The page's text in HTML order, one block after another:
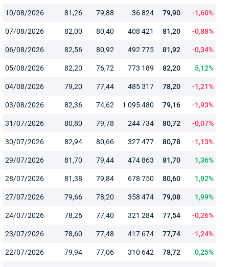
10/08/2026 81,26 79,88 36 824 79,90 -1,60%
07/08/2026 82,00 80,40 408 421 81,20 -0,88%
06/08/2026 82,56 80,92 492 775 81,92 -0,34%
05/08/2026 82,20 76,72 773 189 82,20 5,12%
04/08/2026 79,20 77,44 485 317 78,20 -1,21%
03/08/2026 82,36 74,62 1 095 480 79,16 -1,93%
31/07/2026 80,80 79,78 244 734 80,72 -0,07%
30/07/2026 82,94 80,66 327 477 80,78 -1,13%
29/07/2026 81,70 79,44 474 863 81,70 1,36%
28/07/2026 81,38 79,84 678 750 80,60 1,92%
27/07/2026 79,66 78,20 358 474 79,08 1,99%
24/07/2026 78,26 77,40 321 284 77,54 -0,26%
23/07/2026 78,60 77,48 417 674 77,74 -1,24%
22/07/2026 79,94 77,06 310 642 78,72 0,25%